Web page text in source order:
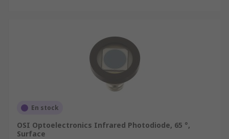
En stock
OSI Optoelectronics Infrared Photodiode, 65 °,
Surface